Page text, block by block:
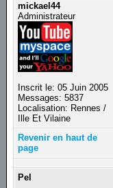
mickael44
Administrateur
Inscrit le: 05 Juin 2005
Messages: 5837
Localisation: Rennes /
Ille Et Vilaine
Revenir en haut de
page
Pel